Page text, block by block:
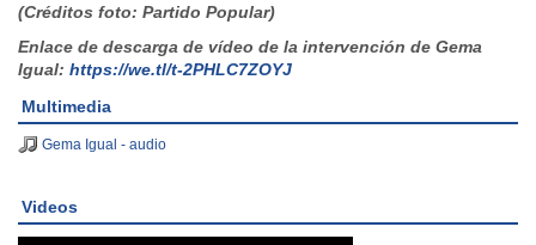
(Créditos foto: Partido Popular)
Enlace de descarga de vídeo de la intervención de Gema
Igual: https://we.tl/t-2PHLC7ZOYJ
Multimedia
Gema Igual - audio
Videos